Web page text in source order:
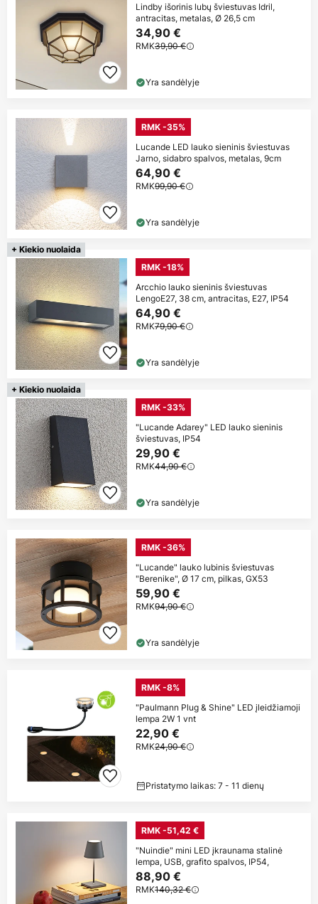
Lindby išorinis lubų šviestuvas Idril,
antracitas, metalas, Ø 26,5 cm
34,90 €
RMK39,90 €
Yra sandėlyje
RMK -35%
Lucande LED lauko sieninis šviestuvas
Jarno, sidabro spalvos, metalas, 9cm
64,90 €
RMK99,90 €
Yra sandėlyje
+ Kiekio nuolaida
RMK -18%
Arcchio lauko sieninis šviestuvas
LengoE27, 38 cm, antracitas, E27, IP54
64,90 €
RMK79,90 €
Yra sandėlyje
+ Kiekio nuolaida
RMK -33%
"Lucande Adarey" LED lauko sieninis
šviestuvas, IP54
29,90 €
RMK44,90 €
Yra sandėlyje
RMK -36%
"Lucande" lauko lubinis šviestuvas
"Berenike", Ø 17 cm, pilkas, GX53
59,90 €
RMK94,90 €
Yra sandėlyje
RMK -8%
"Paulmann Plug & Shine" LED įleidžiamoji
lempa 2W 1 vnt
22,90 €
RMK24,90 €
Pristatymo laikas: 7 - 11 dienų
RMK -51,42 €
"Nuindie" mini LED įkraunama stalinė
lempa, USB, grafito spalvos, IP54,
88,90 €
RMK140,32 €